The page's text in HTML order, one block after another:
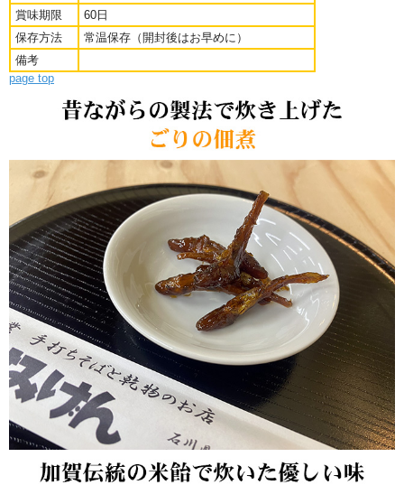
賞味期限
60日
保存方法
常温保存（開封後はお早めに）
備考
page top